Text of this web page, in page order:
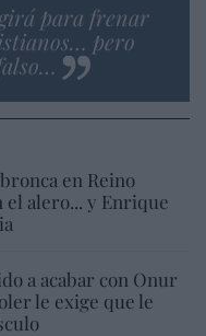
para frenar
pero
en Reino
el alero... y Enrique
a acabar con Onur
le exige que le